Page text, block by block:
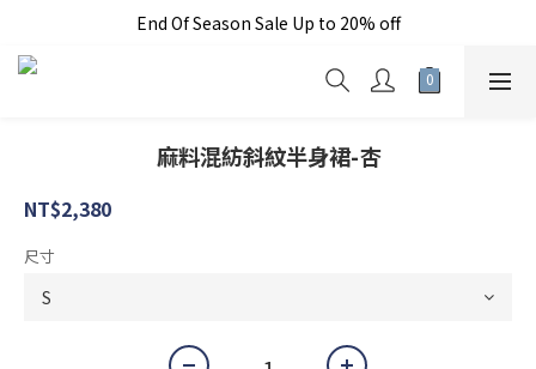
加入新會員現折150元
End Of Season Sale Up to 20% off
Free shipping on orders over $5,000
麻料混紡斜紋半身裙-杏
NT$2,380
尺寸